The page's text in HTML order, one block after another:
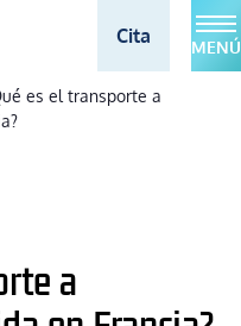
Cita MENÚ
es el transporte a
a